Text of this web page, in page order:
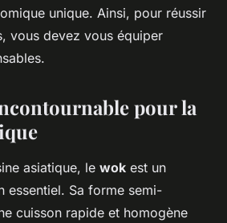
unique. Ainsi, pour réussir
vous devez vous équiper
pour la
asiatique, le wok est un
essentiel. Sa forme semi-
cuisson rapide et homogène